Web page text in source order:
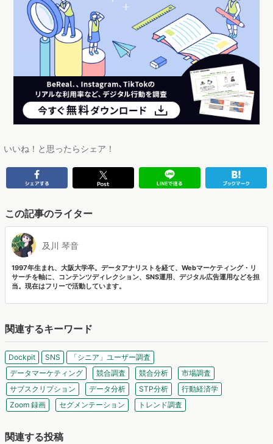
いいね！と思ったらシェア！
この記事のライター
及川 琴音
1997年生まれ、大阪大学卒。データアナリストを経て、Webマーケティング・リ
サーチを軸に、コンテンツディレクション、SNS運用、デジタル広告運用などを担
当。現在はフリーで活動しています。
関連するキーワード
Dockpit SNS
「シニア」ユーザー調査
データマーケティング
競合調査 競合分析
市場調査
サブスクリプション
データ分析 STP分析
行動経済学
Zoom 録画
セグメンテーション トレンド調査
関連する投稿